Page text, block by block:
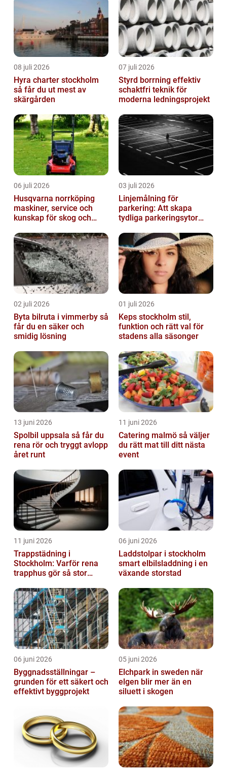
08 juli 2026
Hyra charter stockholm
så får du ut mest av
skärgården
07 juli 2026
Styrd borrning effektiv
schaktfri teknik för
moderna ledningsprojekt
06 juli 2026
Husqvarna norrköping
maskiner, service och
kunskap för skog och
03 juli 2026
Linjemålning för
parkering: Att skapa
tydliga parkeringsytor
parkeringslinjer
02 juli 2026
Byta bilruta i vimmerby så
får du en säker och
smidig lösning
01 juli 2026
Keps stockholm stil,
funktion och rätt val för
stadens alla säsonger
13 juni 2026
Spolbil uppsala så får du
rena rör och tryggt avlopp
året runt
11 juni 2026
Catering malmö så väljer
du rätt mat till ditt nästa
event
11 juni 2026
Trappstädning i
Stockholm: Varför rena
trapphus gör så stor
06 juni 2026
Laddstolpar i stockholm
smart elbilsladdning i en
växande storstad
06 juni 2026
Byggnadsställningar –
grunden för ett säkert och
effektivt byggprojekt
05 juni 2026
Elchpark in sweden när
elgen blir mer än en
siluett i skogen